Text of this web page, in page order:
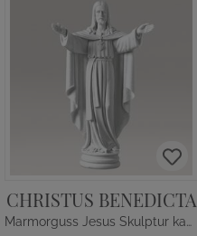
CHRISTUS BENEDICTA
Marmorguss Jesus Skulptur kaufen